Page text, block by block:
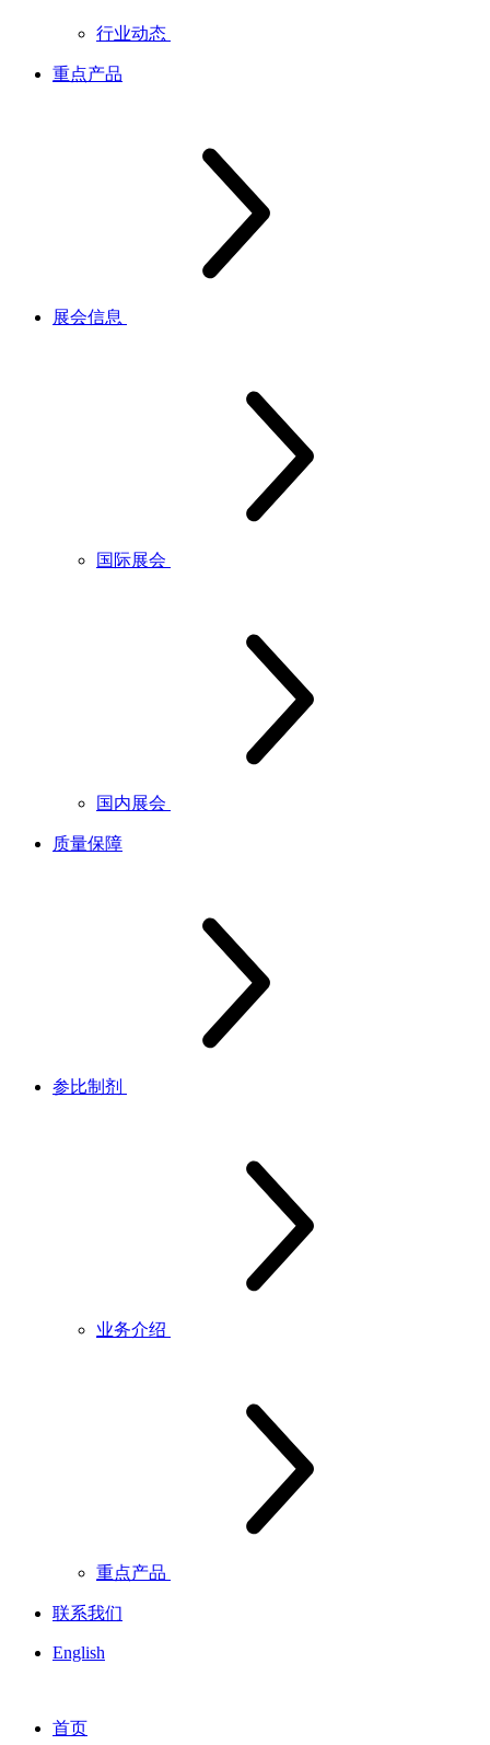
行业动态
重点产品
展会信息
国际展会
国内展会
质量保障
参比制剂
业务介绍
重点产品
联系我们
English
首页